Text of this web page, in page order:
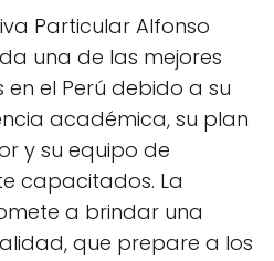
Particular Alfonso
una de las mejores
el Perú debido a su
académica, su plan
y su equipo de
capacitados. La
a brindar una
que prepare a los